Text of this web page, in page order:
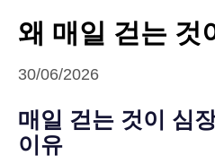
왜 매일 걷는 것
30/06/2026
매일 걷는 것이 심
이유